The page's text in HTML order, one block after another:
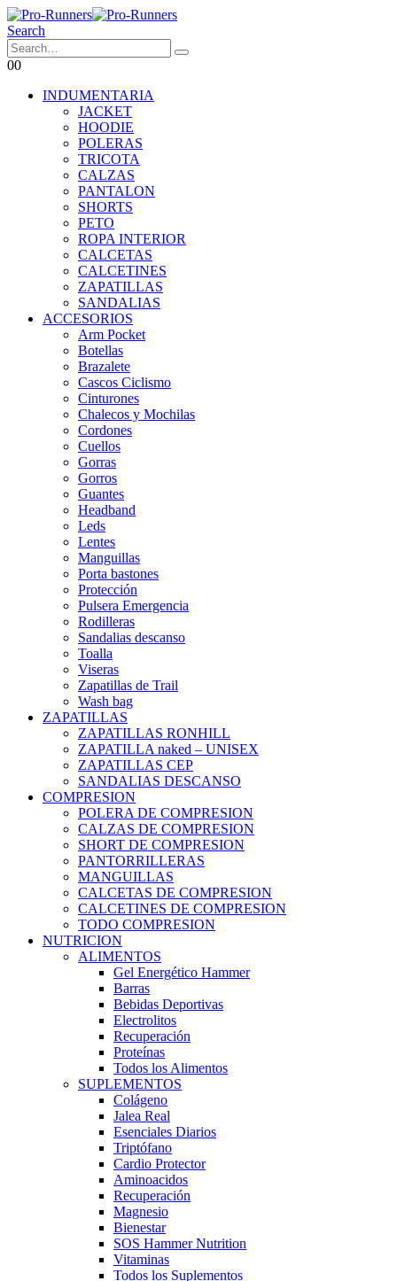
Search
00
INDUMENTARIA
JACKET
HOODIE
POLERAS
TRICOTA
CALZAS
PANTALON
SHORTS
PETO
ROPA INTERIOR
CALCETAS
CALCETINES
ZAPATILLAS
SANDALIAS
ACCESORIOS
Arm Pocket
Botellas
Brazalete
Cascos Ciclismo
Cinturones
Chalecos y Mochilas
Cordones
Cuellos
Gorras
Gorros
Guantes
Headband
Leds
Lentes
Manguillas
Porta bastones
Protección
Pulsera Emergencia
Rodilleras
Sandalias descanso
Toalla
Viseras
Zapatillas de Trail
Wash bag
ZAPATILLAS
ZAPATILLAS RONHILL
ZAPATILLA naked – UNISEX
ZAPATILLAS CEP
SANDALIAS DESCANSO
COMPRESION
POLERA DE COMPRESION
CALZAS DE COMPRESION
SHORT DE COMPRESION
PANTORRILLERAS
MANGUILLAS
CALCETAS DE COMPRESION
CALCETINES DE COMPRESION
TODO COMPRESION
NUTRICION
ALIMENTOS
Gel Energético Hammer
Barras
Bebidas Deportivas
Electrolitos
Recuperación
Proteínas
Todos los Alimentos
SUPLEMENTOS
Colágeno
Jalea Real
Esenciales Diarios
Triptófano
Cardio Protector
Aminoacidos
Recuperación
Magnesio
Bienestar
SOS Hammer Nutrition
Vitaminas
Todos los Suplementos